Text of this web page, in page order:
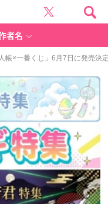
者名
帳×一番くじ」6月7日に発売決